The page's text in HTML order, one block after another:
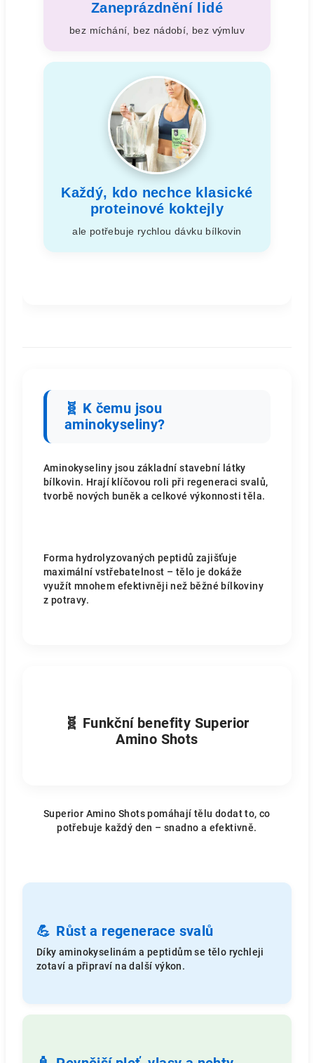
Zaneprázdnění lidé
bez míchání, bez nádobí, bez výmluv
Každý, kdo nechce klasické
proteinové koktejly
ale potřebuje rychlou dávku bílkovin
🧬 K čemu jsou
aminokyseliny?
Aminokyseliny jsou základní stavební látky
bílkovin. Hrají klíčovou roli při regeneraci svalů,
tvorbě nových buněk a celkové výkonnosti těla.
Forma hydrolyzovaných peptidů zajišťuje
maximální vstřebatelnost – tělo je dokáže
využít mnohem efektivněji než běžné bílkoviny
z potravy.
🧬 Funkční benefity Superior
Amino Shots
Superior Amino Shots pomáhají tělu dodat to, co
potřebuje každý den – snadno a efektivně.
💪 Růst a regenerace svalů
Díky aminokyselinám a peptidům se tělo rychleji
zotaví a připraví na další výkon.